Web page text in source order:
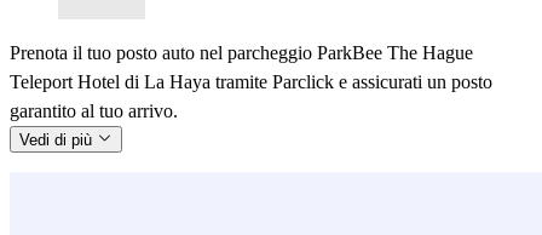
Prenota il tuo posto auto nel parcheggio ParkBee The Hague
Teleport Hotel di La Haya tramite Parclick e assicurati un posto
garantito al tuo arrivo.
Vedi di più